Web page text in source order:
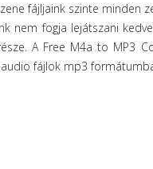
fájljaink szinte minden
nem fogja lejátszani
A Free M4a to MP3
fájlok mp3